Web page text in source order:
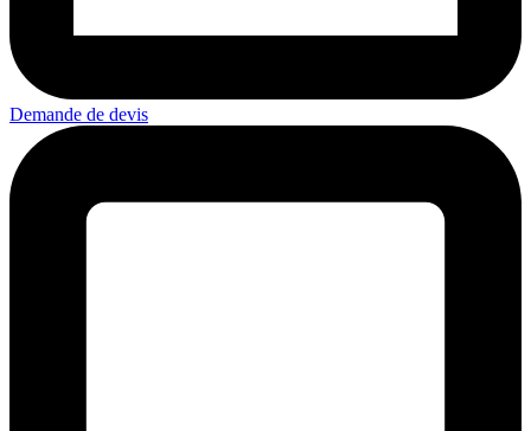
Demande de devis